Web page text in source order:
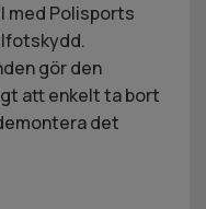
med Polisports
gör den
att enkelt ta bort
det